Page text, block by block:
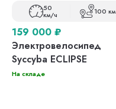
50
км/ч 100 км
159 000 ₽
Электровелосипед
Syccyba ECLIPSE
На складе